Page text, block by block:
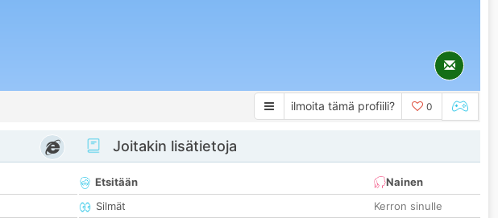
ilmoita tämä profiili? 0
Joitakin lisätietoja
Etsitään
Nainen
Silmät
Kerron sinulle